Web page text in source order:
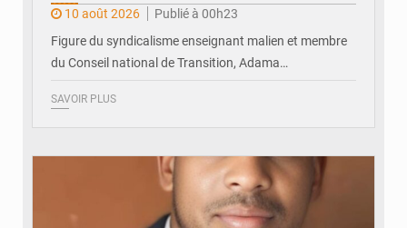
10 août 2026
Publié à 00h23
Figure du syndicalisme enseignant malien et membre
du Conseil national de Transition, Adama…
SAVOIR PLUS